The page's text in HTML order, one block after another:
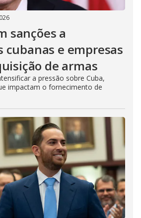
sanções a
cubanas e empresas
de armas
a pressão sobre Cuba,
impactam o fornecimento de